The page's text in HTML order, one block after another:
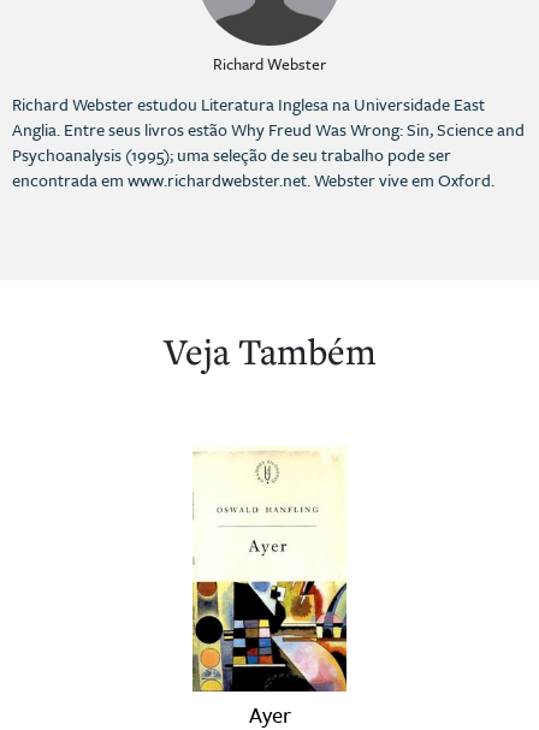
Richard Webster
Richard Webster estudou Literatura Inglesa na Universidade East
Anglia. Entre seus livros estão Why Freud Was Wrong: Sin, Science and
Psychoanalysis (1995); uma seleção de seu trabalho pode ser
encontrada em www.richardwebster.net. Webster vive em Oxford.
Veja Também
Ayer